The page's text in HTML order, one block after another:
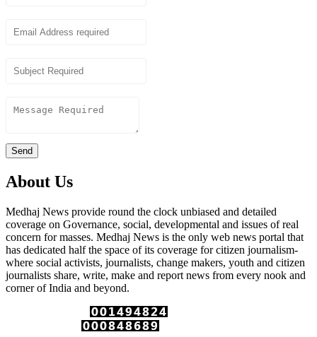
Send
About Us
Medhaj News provide round the clock unbiased and detailed
coverage on Governance, social, developmental and issues of real
concern for masses. Medhaj News is the only web news portal that
has dedicated half the space of its coverage for citizen journalism-
where social activists, journalists, change makers, youth and citizen
journalists share, write, make and report news from every nook and
corner of India and beyond.